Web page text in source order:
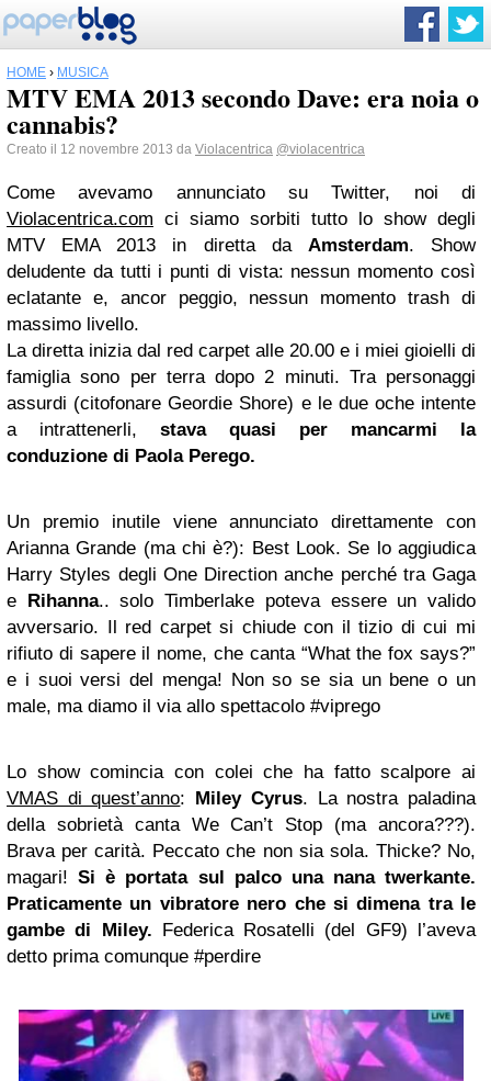
HOME › MUSICA
MTV EMA 2013 secondo Dave: era noia o
cannabis?
Creato il 12 novembre 2013 da Violacentrica @violacentrica
Come avevamo annunciato su Twitter, noi di
Violacentrica.com ci siamo sorbiti tutto lo show degli
MTV EMA 2013 in diretta da Amsterdam. Show
deludente da tutti i punti di vista: nessun momento così
eclatante e, ancor peggio, nessun momento trash di
massimo livello.
La diretta inizia dal red carpet alle 20.00 e i miei gioielli di
famiglia sono per terra dopo 2 minuti. Tra personaggi
assurdi (citofonare Geordie Shore) e le due oche intente
a intrattenerli, stava quasi per mancarmi la
conduzione di Paola Perego.
Un premio inutile viene annunciato direttamente con
Arianna Grande (ma chi è?): Best Look. Se lo aggiudica
Harry Styles degli One Direction anche perché tra Gaga
e Rihanna.. solo Timberlake poteva essere un valido
avversario. Il red carpet si chiude con il tizio di cui mi
rifiuto di sapere il nome, che canta “What the fox says?”
e i suoi versi del menga! Non so se sia un bene o un
male, ma diamo il via allo spettacolo #viprego
Lo show comincia con colei che ha fatto scalpore ai
VMAS di quest’anno: Miley Cyrus. La nostra paladina
della sobrietà canta We Can’t Stop (ma ancora???).
Brava per carità. Peccato che non sia sola. Thicke? No,
magari!Si è portata sul palco una nana twerkante.
Praticamente un vibratorenero che si dimena tra le
gambe di Miley. Federica Rosatelli (del GF9) l’aveva
detto prima comunque #perdire